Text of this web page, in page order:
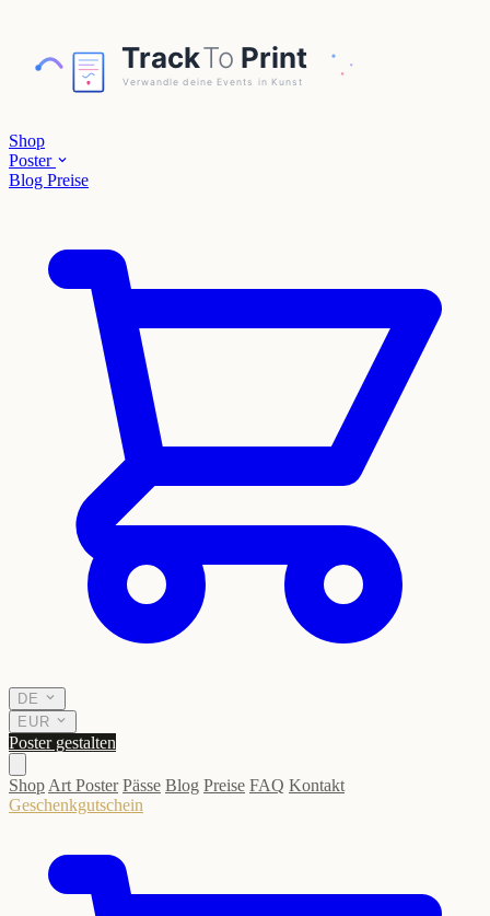
Shop
Poster
Blog Preise
DE
EUR
Poster gestalten
Shop Art Poster Pässe Blog Preise FAQ Kontakt
Geschenkgutschein